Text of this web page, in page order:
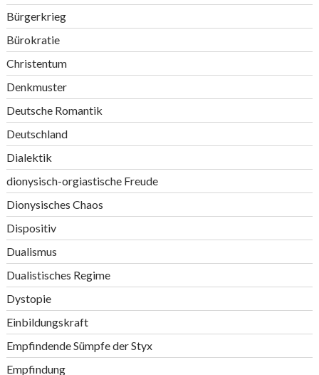
Bürgerkrieg
Bürokratie
Christentum
Denkmuster
Deutsche Romantik
Deutschland
Dialektik
dionysisch-orgiastische Freude
Dionysisches Chaos
Dispositiv
Dualismus
Dualistisches Regime
Dystopie
Einbildungskraft
Empfindende Sümpfe der Styx
Empfindung